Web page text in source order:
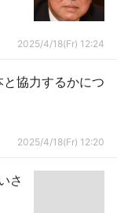
2025/4/18(Fr) 12:24
協力するかにつ
2025/4/18(Fr) 12:20
さ